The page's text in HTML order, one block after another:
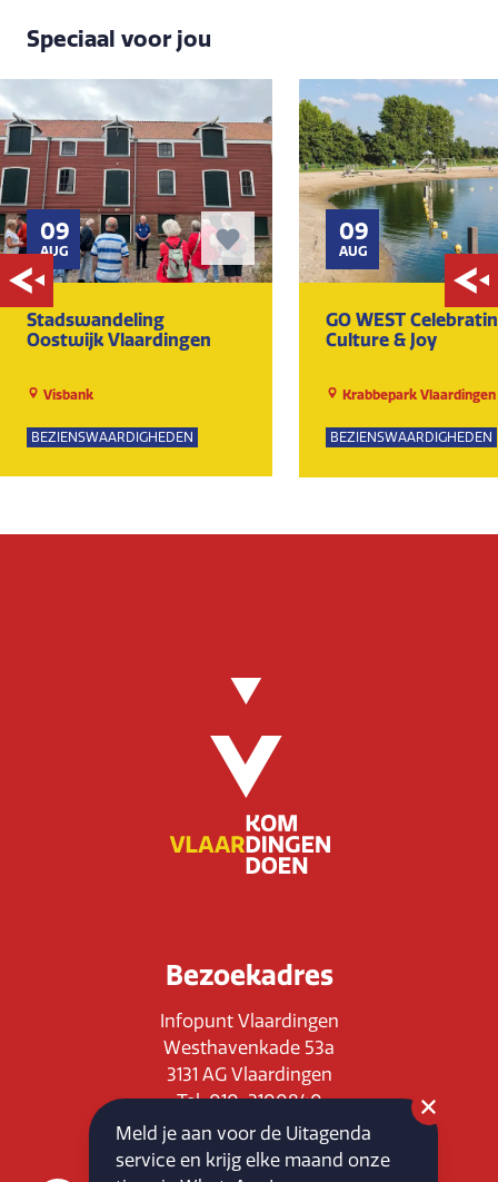
Speciaal voor jou
09
AUG
Stadswandeling
Oostwijk Vlaardingen
Visbank
BEZIENSWAARDIGHEDEN
09
AUG
GO WEST
Culture & Joy
Krabbepark Vlaardingen
BEZIENSWAARDIGHEDEN
Bezoekadres
Infopunt Vlaardingen
Westhavenkade 53a
3131 AG Vlaardingen
Tel: 010-3100840
E-mail: info@vlaardingenpartners.nl
KvK: 71555544
Meld je aan voor de Uitagenda
service en krijg elke maand onze